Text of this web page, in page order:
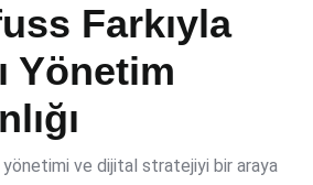
Farkıyla
Yönetim
ve dijital stratejiyi bir araya